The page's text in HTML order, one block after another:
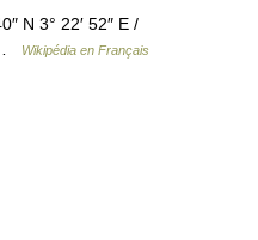
N 3° 22′ 52″ E /
Wikipédia en Français